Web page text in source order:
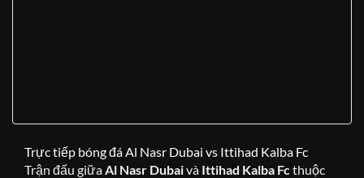
Trực tiếp bóng đá Al Nasr Dubai vs Ittihad Kalba Fc
Trận đấu giữaAl Nasr Dubaivà Ittihad Kalba Fcthuộc